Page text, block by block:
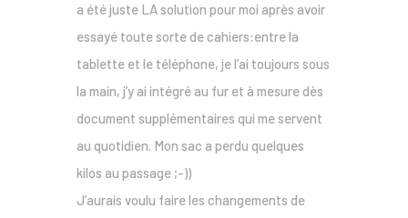
a été juste LA solution pour moi après avoir
essayé toute sorte de cahiers:entre la
tablette et le téléphone, je l’ai toujours sous
la main, j’y ai intégré au fur et à mesure dès
document supplémentaires qui me servent
au quotidien. Mon sac a perdu quelques
kilos au passage ;-))
J’aurais voulu faire les changements de